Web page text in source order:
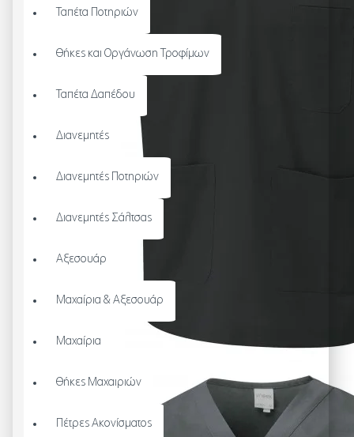
Ταπέτα Ποτηριών
Θήκες και Οργάνωση Τροφίμων
Ταπέτα Δαπέδου
Διανεμητές
Διανεμητές Ποτηριών
Διανεμητές Σάλτσας
Αξεσουάρ
Μαχαίρια & Αξεσουάρ
Μαχαίρια
Θήκες Μαχαιριών
Πέτρες Ακονίσματος